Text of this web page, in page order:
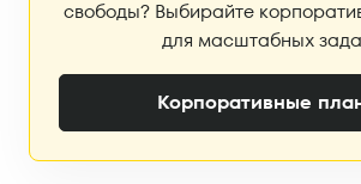
свободы? Выбирайте
для масштабных
Корпоративные